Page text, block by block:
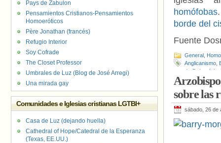
homófobas
borde del
Fuente
General
Anglicanismo
de Gales
sobre las
sábado, 26 de
Pays de Zabulon
Pensamientos Cristianos-Pensamientos
Homoeróticos
Père Jonathan (francés)
Refugio Interior
Soy Cofrade
The Closet Professor
Umbrales de Luz (Blog de José Arregi)
Una mirada gay
Comunidades e Iglesias cristianas LGTBI+
Casa de Luz (dejando huella)
Cathedral of Hope/Catedral de la Esperanza
(Texas, EE.UU.)